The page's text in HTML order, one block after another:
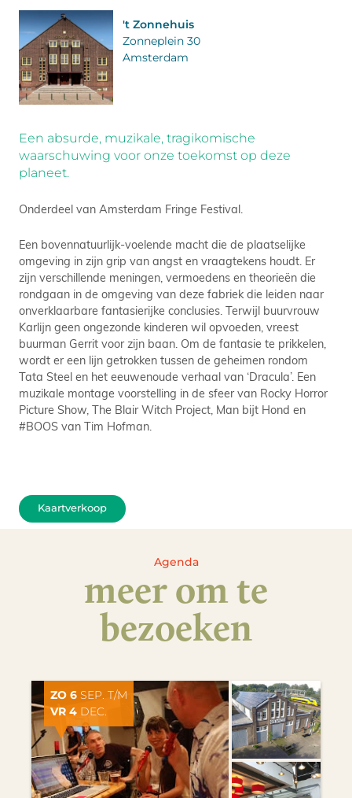
't Zonnehuis
Zonneplein 30
Amsterdam
Een absurde, muzikale, tragikomische
waarschuwing voor onze toekomst op deze
planeet.
Onderdeel van Amsterdam Fringe Festival.
Een bovennatuurlijk-voelende macht die de plaatselijke
omgeving in zijn grip van angst en vraagtekens houdt. Er
zijn verschillende meningen, vermoedens en theorieën die
rondgaan in de omgeving van deze fabriek die leiden naar
onverklaarbare fantasierijke conclusies. Terwijl buurvrouw
Karlijn geen ongezonde kinderen wil opvoeden, vreest
buurman Gerrit voor zijn baan. Om de fantasie te prikkelen,
wordt er een lijn getrokken tussen de geheimen rondom
Tata Steel en het eeuwenoude verhaal van ‘Dracula’. Een
muzikale montage voorstelling in de sfeer van Rocky Horror
Picture Show, The Blair Witch Project, Man bijt Hond en
#BOOS van Tim Hofman.
Kaartverkoop
Agenda
meer om te
bezoeken
ZO 6 SEP. T/M
VR 4 DEC.